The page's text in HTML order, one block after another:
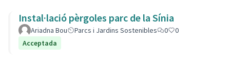
Instal·lació pèrgoles parc de la Sínia
Ariadna Bou Parcs i Jardins Sostenibles 0
0
Acceptada